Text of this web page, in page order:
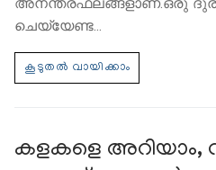
അനന്തരഫലങ്ങളാണ്.ഒരു
ചെയ്യേണ്ട…
കളകളെ അറിയാം,